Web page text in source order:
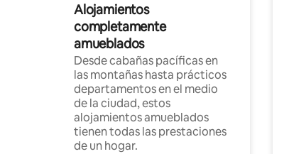
Alojamientos
completamente
amueblados
Desde cabañas pacíficas en
las montañas hasta prácticos
departamentos en el medio
de la ciudad, estos
alojamientos amueblados
tienen todas las prestaciones
de un hogar.